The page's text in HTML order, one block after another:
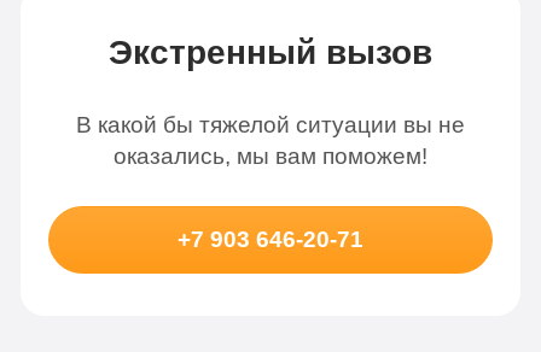
Экстренный вызов
В какой бы тяжелой ситуации вы не
оказались, мы вам поможем!
+7 903 646-20-71